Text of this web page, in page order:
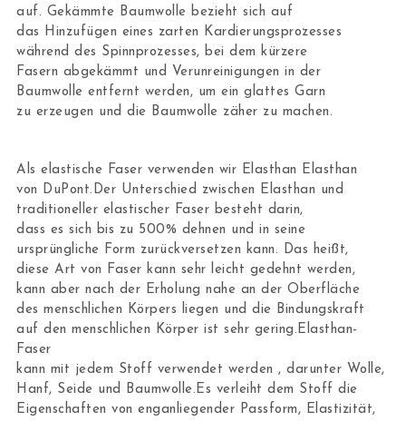
auf. Gekämmte Baumwolle bezieht sich auf
das Hinzufügen eines zarten Kardierungsprozesses
während des Spinnprozesses, bei dem kürzere
Fasern abgekämmt und Verunreinigungen in der
Baumwolle entfernt werden, um ein glattes Garn
zu erzeugen und die Baumwolle zäher zu machen.
Als elastische Faser verwenden wir Elasthan Elasthan
von DuPont.Der Unterschied zwischen Elasthan und
traditioneller elastischer Faser besteht darin,
dass es sich bis zu 500% dehnen und in seine
ursprüngliche Form zurückversetzen kann. Das heißt,
diese Art von Faser kann sehr leicht gedehnt werden,
kann aber nach der Erholung nahe an der Oberfläche
des menschlichen Körpers liegen und die Bindungskraft
auf den menschlichen Körper ist sehr gering.Elasthan-
Faser
kann mit jedem Stoff verwendet werden , darunter Wolle,
Hanf, Seide und Baumwolle.Es verleiht dem Stoff die
Eigenschaften von enganliegender Passform, Elastizität,